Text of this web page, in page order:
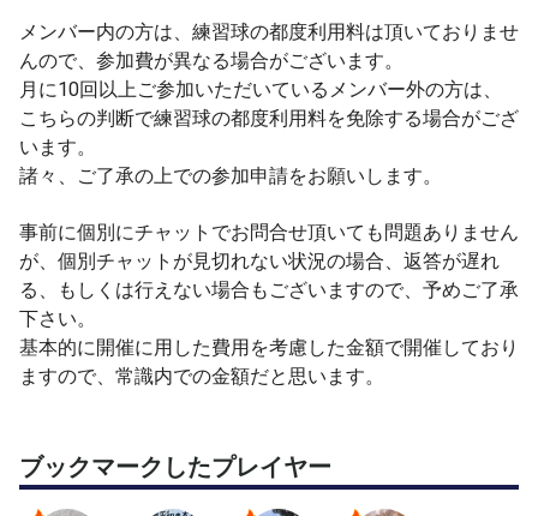
メンバー内の方は、練習球の都度利用料は頂いておりませ
んので、参加費が異なる場合がございます。
月に10回以上ご参加いただいているメンバー外の方は、
こちらの判断で練習球の都度利用料を免除する場合がござ
います。
諸々、ご了承の上での参加申請をお願いします。
事前に個別にチャットでお問合せ頂いても問題ありません
が、個別チャットが見切れない状況の場合、返答が遅れ
る、もしくは行えない場合もございますので、予めご了承
下さい。
基本的に開催に用した費用を考慮した金額で開催しており
ますので、常識内での金額だと思います。
ブックマークしたプレイヤー